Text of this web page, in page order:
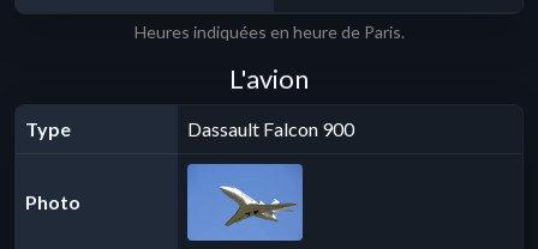
Heures indiquées en heure de Paris.
L'avion
Type Dassault Falcon 900
Photo